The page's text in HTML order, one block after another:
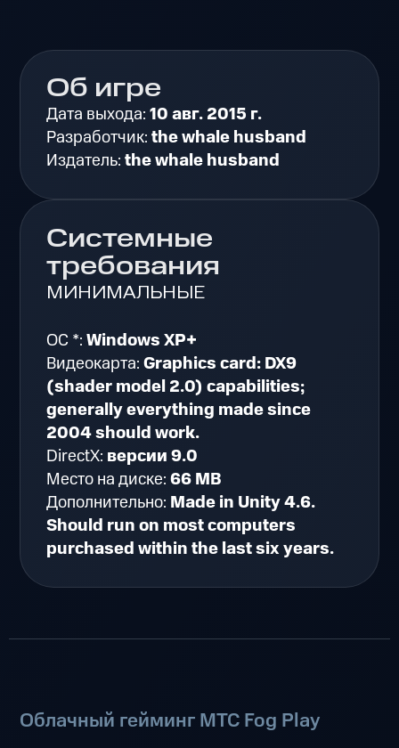
Об игре
Дата выхода:10 авг. 2015 г.
Разработчик:the whale husband
Издатель:the whale husband
Системные
требования
МИНИМАЛЬНЫЕ
ОС *:Windows XP+
Видеокарта:Graphics card: DX9
(shader model 2.0) capabilities;
generally everything made since
2004 should work.
DirectX: версии 9.0
Место на диске:66 MB
Дополнительно: Made in Unity 4.6.
Should run on most computers
purchased within the last six years.
Облачный гейминг МТС Fog Play